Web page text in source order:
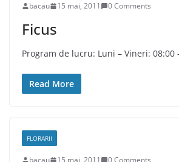
bacau 15 mai, 2011 0 Comments
Ficus
Program de lucru: Luni – Vineri: 08:00
Read More
FLORARII